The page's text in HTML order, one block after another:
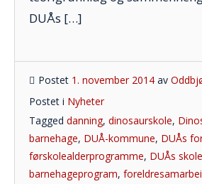
DUÅs […]
Postet 1. november 2014 av
Postet i Nyheter
Tagged danning, dinosaurskole,
barnehage, DUÅ-kommune, DUÅs
førskolealderprogramme, DUÅs
barnehageprogram,